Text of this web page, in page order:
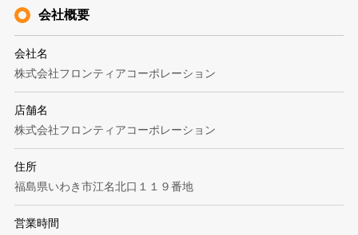
会社概要
会社名
株式会社フロンティアコーポレーション
店舗名
株式会社フロンティアコーポレーション
住所
福島県いわき市江名北口１１９番地
営業時間